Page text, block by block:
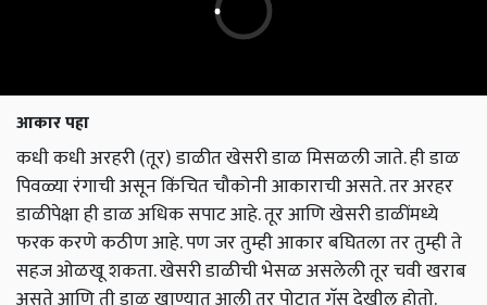
आकार पहा
कधी कधी अरहरी (तूर) डाळीत खेसरी डाळ मिसळली जाते. ही डाळ
पिवळ्या रंगाची असून किंचित चौकोनी आकाराची असते. तर अरहर
डाळीपेक्षा ही डाळ अधिक सपाट आहे. तूर आणि खेसरी डाळींमध्ये
फरक करणे कठीण आहे. पण जर तुम्ही आकार बघितला तर तुम्ही ते
सहज ओळखू शकता. खेसरी डाळीची भेसळ असलेली तूर चवी खराब
असते आणि ती डाळ खाण्यात आली तर पोटात गॅस देखील होतो.